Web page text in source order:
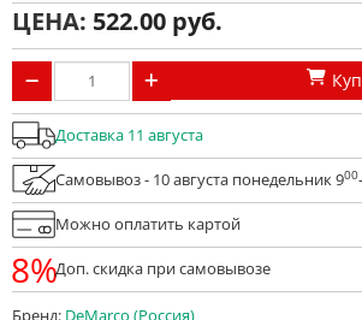
ЦЕНА: 522.00
Доставка 11 августа
Самовывоз - 10 августа понедельник 900
Можно оплатить картой
8%Доп. скидка при самовывозе
Бренд: DeMarco (Россия)